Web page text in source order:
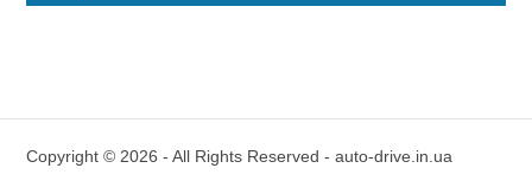
Copyright © 2026 - All Rights Reserved - auto-drive.in.ua